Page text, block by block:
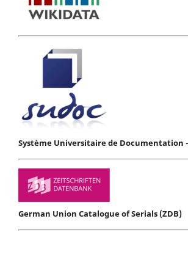
Système Universitaire de Documentation
German Union Catalogue of Serials (ZDB)